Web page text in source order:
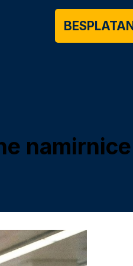
namirnice